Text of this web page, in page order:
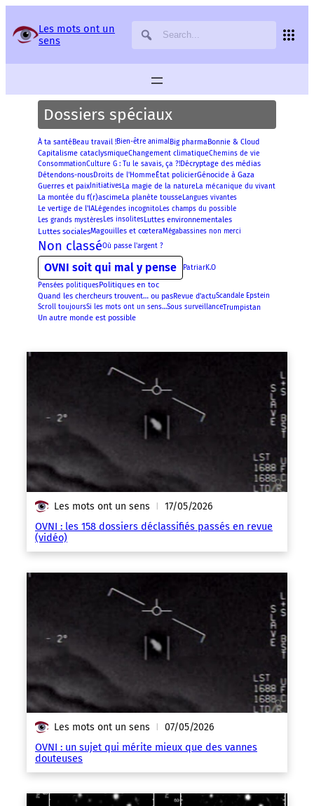
Les mots ont un
sens
Dossiers spéciaux
À ta santéBeau travail !Bien-être animalBig pharma Bonnie & Cloud
Capitalisme cataclysmiqueChangement climatiqueChemins de vie
ConsommationCulture G : Tu le savais, ça ?!Décryptage des médias
Détendons-nousDroits de l'Homme État policierGénocide à Gaza
Guerres et paix InitiativesLa magie de la natureLa mécanique du vivant
La montée du f(r)ascimeLa planète tousseLangues vivantes
Le vertige de l'IALégendes incognitoLes champs du possible
Les grands mystèresLes insolitesLuttes environnementales
Luttes socialesMagouilles et cœteraMégabassines non merci
Non classéOù passe l'argent ?
OVNI soit qui mal y pense PatriarK.O
Pensées politiquesPolitiques en toc
Quand les chercheurs trouvent… ou pasRevue d'actuScandale Epstein
Scroll toujoursSi les mots ont un sens…Sous surveillanceTrumpistan
Un autre monde est possible
Les mots ont un sens 17/05/2026
OVNI : les 158 dossiers déclassifiés passés en revue
(vidéo)
Les mots ont un sens 07/05/2026
OVNI : un sujet qui mérite mieux que des vannes
douteuses
Panneau de gestion des services